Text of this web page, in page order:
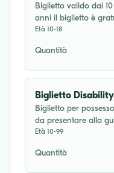
Biglietto valido dai
anni il biglietto è
Età 10-18
Quantità
Biglietto
Biglietto per
da presentare alla
Età 10-99
Quantità